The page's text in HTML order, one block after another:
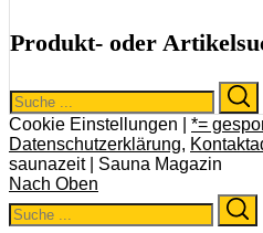
Produkt- oder
Search
for:
Cookie Einstellungen | *=
Datenschutzerklärung,
saunazeit | Sauna Magazin
Nach Oben
Search
for: